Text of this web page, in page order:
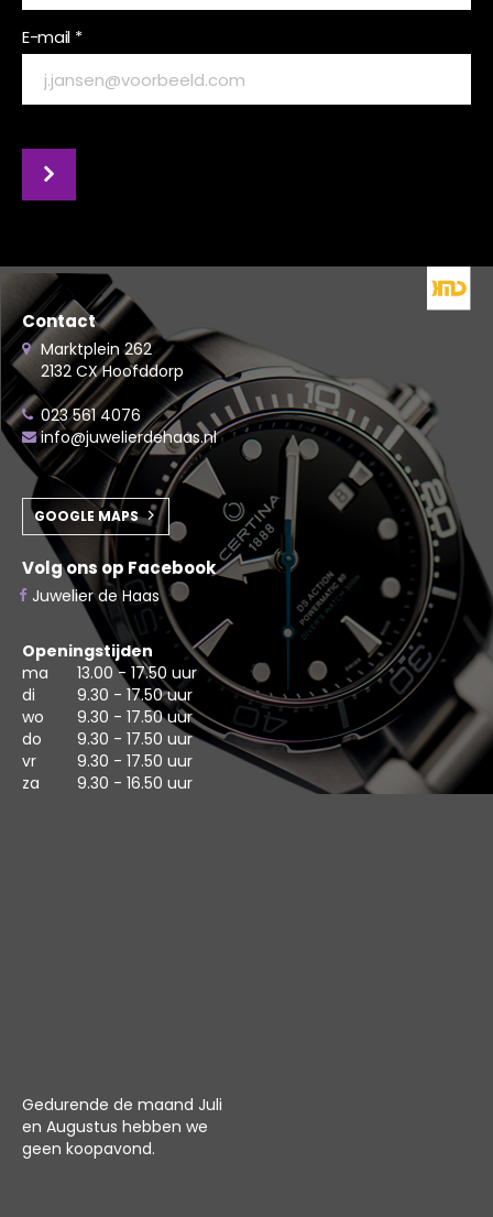
E-mail *
Contact
Marktplein 262
2132 CX Hoofddorp
023 561 4076
info@juwelierdehaas.nl
GOOGLE MAPS
Volg ons op Facebook
Juwelier de Haas
Openingstijden
ma
13.00 - 17.50 uur
di
9.30 - 17.50 uur
wo
9.30 - 17.50 uur
do
9.30 - 17.50 uur
vr
9.30 - 17.50 uur
za
9.30 - 16.50 uur
Gedurende de maand Juli
en Augustus hebben we
geen koopavond.